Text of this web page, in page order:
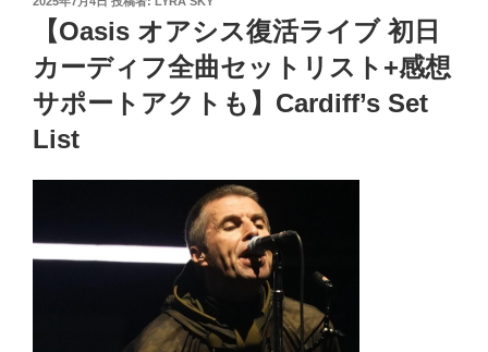
【Oasis オアシス復活ライブ 初日
カーディフ全曲セットリスト+感想
サポートアクトも】Cardiff’s Set
List